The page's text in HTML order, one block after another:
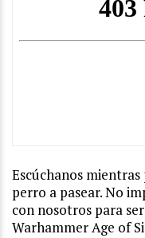
Escúchanos
perro a pasear. No
con nosotros para
Warhammer Age of